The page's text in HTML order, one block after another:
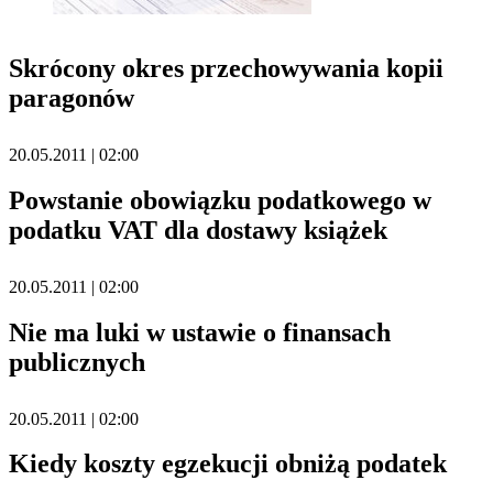
Skrócony okres przechowywania kopii
paragonów
20.05.2011 | 02:00
Powstanie obowiązku podatkowego w
podatku VAT dla dostawy książek
20.05.2011 | 02:00
Nie ma luki w ustawie o finansach
publicznych
20.05.2011 | 02:00
Kiedy koszty egzekucji obniżą podatek